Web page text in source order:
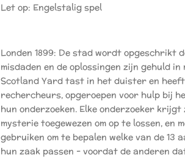
Let op: Engelstalig spel
Londen 1899: De stad wordt opgeschrikt
misdaden en de oplossingen zijn gehuld in
Scotland Yard tast in het duister en
rechercheurs, opgeroepen voor hulp bij
hun onderzoeken. Elke onderzoeker krijgt
mysterie toegewezen om op te lossen, en
gebruiken om te bepalen welke van de 13
hun zaak passen - voordat de anderen